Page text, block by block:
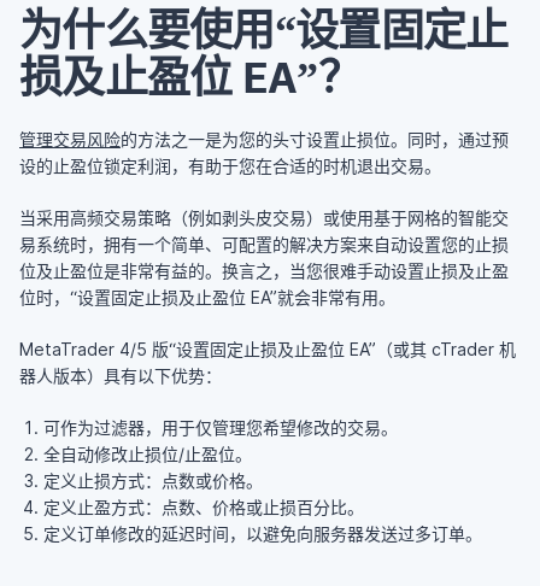
为什么要使用“设置固定止
损及止盈位 EA”？
管理交易风险的方法之一是为您的头寸设置止损位。同时，通过预
设的止盈位锁定利润，有助于您在合适的时机退出交易。
当采用高频交易策略（例如剥头皮交易）或使用基于网格的智能交
易系统时，拥有一个简单、可配置的解决方案来自动设置您的止损
位及止盈位是非常有益的。换言之，当您很难手动设置止损及止盈
位时，“设置固定止损及止盈位 EA”就会非常有用。
MetaTrader 4/5 版“设置固定止损及止盈位 EA”（或其 cTrader 机
器人版本）具有以下优势：
可作为过滤器，用于仅管理您希望修改的交易。
全自动修改止损位/止盈位。
定义止损方式：点数或价格。
定义止盈方式：点数、价格或止损百分比。
定义订单修改的延迟时间，以避免向服务器发送过多订单。